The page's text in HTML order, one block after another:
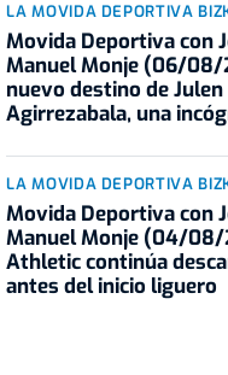
LA MOVIDA DEPORTIVA
Movida Deportiva con
Manuel Monje (06/08/
nuevo destino de Julen
Agirrezabala, una
LA MOVIDA DEPORTIVA
Movida Deportiva con
Manuel Monje (04/08/
Athletic continúa
antes del inicio liguero